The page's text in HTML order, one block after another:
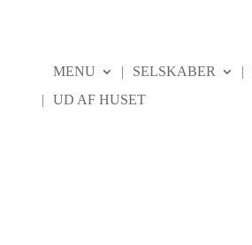
MENU SELSKABER
UD AF HUSET